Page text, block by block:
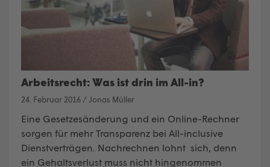
Arbeitsrecht: Was ist drin im All-in?
24. Februar 2016 /Jonas Müller
Eine Gesetzesänderung und ein Online-Rechner
sorgen für mehr Transparenz bei All-inclusive
Dienstverträgen. Nachrechnen lohnt sich, denn
ein Gehaltsverlust muss nicht hingenommen